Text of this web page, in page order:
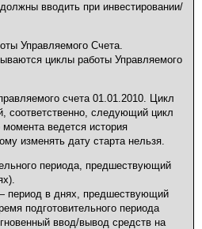
вводить при инвестировании/
Управляемого Счета.
циклы работы Управляемого
счета 01.01.2010. Цикл
соответственно, следующий цикл
ведется история
изменять дату старта нельзя.
периода, предшествующий
период в днях, предшествующий
подготовительного периода
ввод/вывод средств на